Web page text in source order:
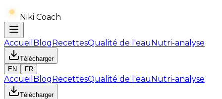
Niki Coach
Accueil BlogRecettesQualité de l'eauNutri-analyse
Télécharger
EN
FR
Accueil BlogRecettesQualité de l'eauNutri-analyse
Télécharger